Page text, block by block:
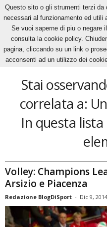
Home Tags Unendo Yamamay
Unendo
Stai
correlata a:
In questa
Volley: Champions
Arsizio e Piacenza
Redazione BlogDiSport - Dic 9, 2014
Questo sito o gli strumenti terzi
necessari al funzionamento ed utili
Se vuoi saperne di piu o negare
consulta la cookie policy.
pagina, cliccando su un link o
acconsenti ad un utilizzo dei